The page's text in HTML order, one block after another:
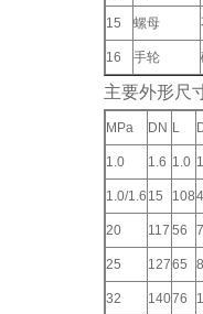
15 螺母
16 手轮
主要外形
MPa DN L
1.0 1.6 1.0
1.0/1.6 15 108
20 117 56
25 12765
32 14076